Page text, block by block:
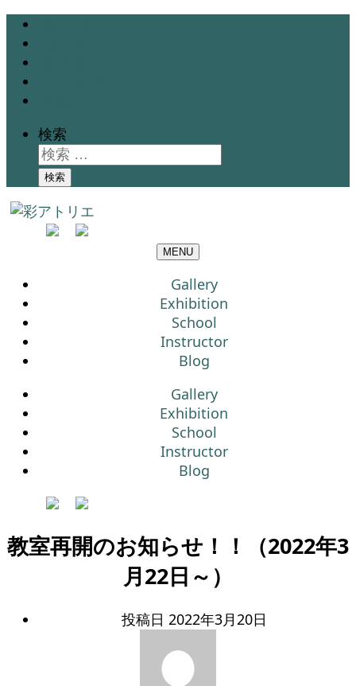
検索
検索
MENU
Gallery
Exhibition
School
Instructor
Blog
Gallery
Exhibition
School
Instructor
Blog
教室再開のお知らせ！！（2022年3
月22日～）
投稿日 2022年3月20日